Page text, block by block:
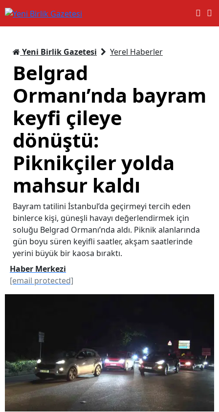
Yeni Birlik Gazetesi Yerel Haberler
Belgrad
Ormanı’nda bayram
keyfi çileye
dönüştü:
Piknikçiler yolda
mahsur kaldı
Bayram tatilini İstanbul’da geçirmeyi tercih eden
binlerce kişi, güneşli havayı değerlendirmek için
soluğu Belgrad Ormanı’nda aldı. Piknik alanlarında
gün boyu süren keyifli saatler, akşam saatlerinde
yerini büyük bir kaosa bıraktı.
Haber Merkezi
[email protected]